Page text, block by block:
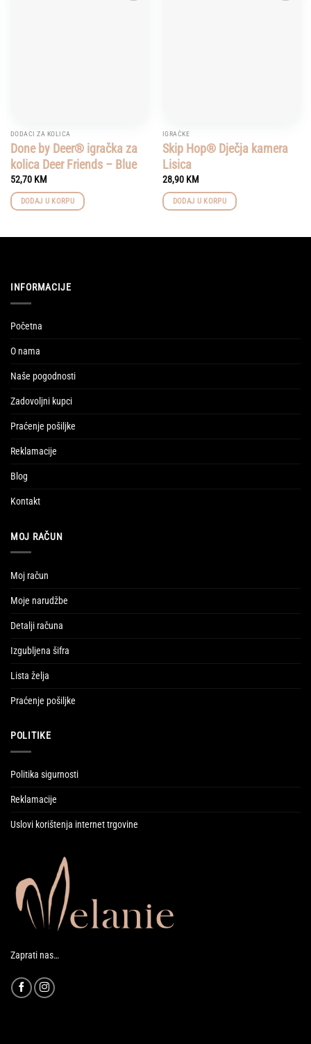
DODACI ZA KOLICA
Done by Deer® igračka za
kolica Deer Friends – Blue
52,70 KM
DODAJ U KORPU
IGRAČKE
Skip Hop® Dječja kamera
Lisica
28,90 KM
DODAJ U KORPU
INFORMACIJE
Početna
O nama
Naše pogodnosti
Zadovoljni kupci
Praćenje pošiljke
Reklamacije
Blog
Kontakt
MOJ RAČUN
Moj račun
Moje narudžbe
Detalji računa
Izgubljena šifra
Lista želja
Praćenje pošiljke
POLITIKE
Politika sigurnosti
Reklamacije
Uslovi korištenja internet trgovine
Zaprati nas…